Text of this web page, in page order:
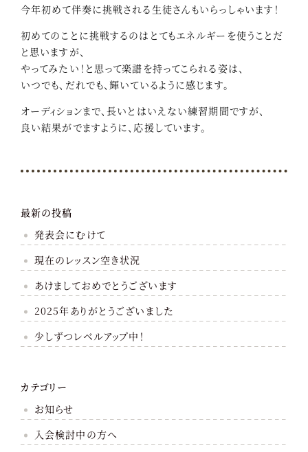
今年初めて伴奏に挑戦される生徒さんもいらっしゃいます！
初めてのことに挑戦するのはとてもエネルギーを使うことだ
と思いますが、
やってみたい！と思って楽譜を持ってこられる姿は、
いつでも、だれでも、輝いているように感じます。
オーディションまで、長いとはいえない練習期間ですが、
良い結果がでますように、応援しています。
最新の投稿
発表会にむけて
現在のレッスン空き状況
あけましておめでとうございます
2025年ありがとうございました
少しずつレベルアップ中！
カテゴリー
お知らせ
入会検討中の方へ